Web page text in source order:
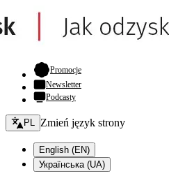
Promocje- otwiera się w nowej karcie
Newsletter
Podcasty
Zmień język - bieżący:
PL Zmień język strony
English (EN)
Українська (UA)